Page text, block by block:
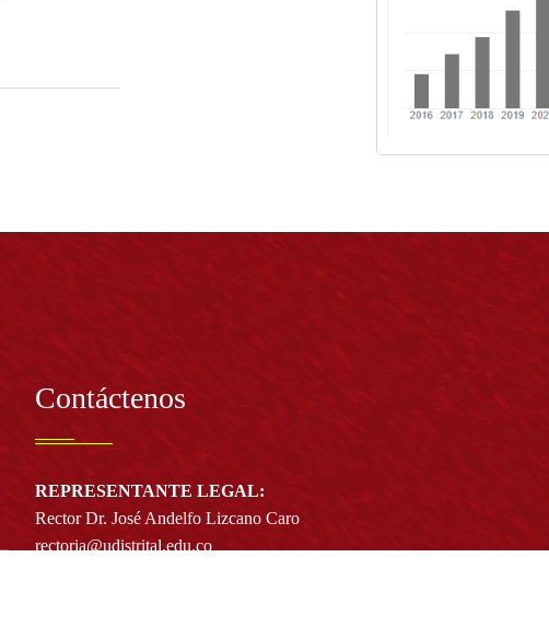
Contáctenos
REPRESENTANTE LEGAL:
Rector Dr. José Andelfo Lizcano Caro
rectoria@udistrital.edu.co